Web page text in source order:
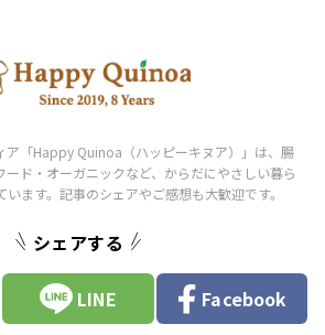
シェアする
LINE Facebook